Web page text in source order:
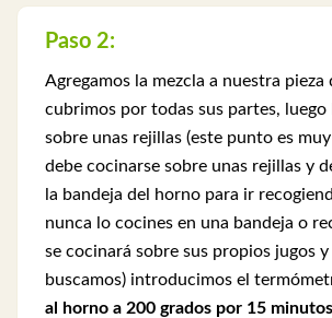
Paso 2:
Agregamos la mezcla a nuestra pieza
cubrimos por todas sus partes, luego
sobre unas rejillas (este punto es
debe cocinarse sobre unas rejillas y
la bandeja del horno para ir
nunca lo cocines en una bandeja o
se cocinará sobre sus propios jugos
buscamos) introducimos el
al horno a 200 grados por 15 minutos